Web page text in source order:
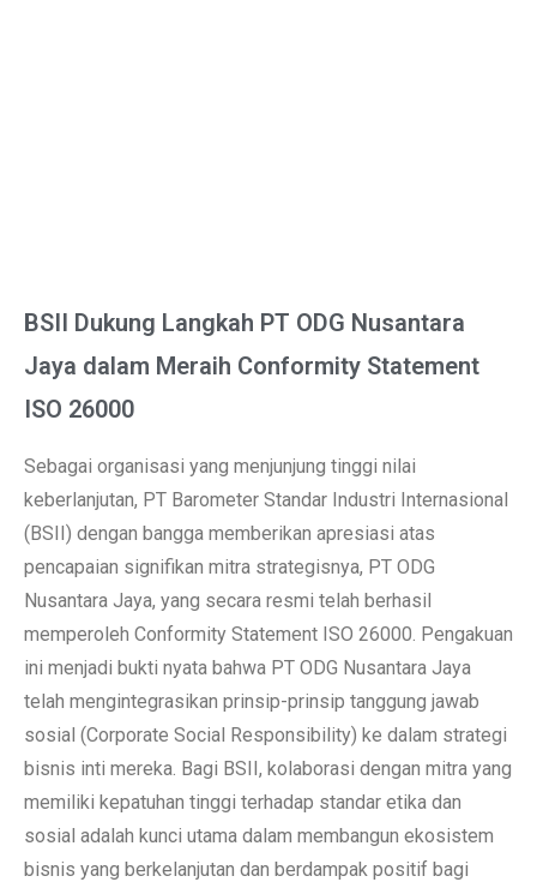
BSII Dukung Langkah PT ODG Nusantara
Jaya dalam Meraih Conformity Statement
ISO 26000
Sebagai organisasi yang menjunjung tinggi nilai
keberlanjutan, PT Barometer Standar Industri Internasional
(BSII) dengan bangga memberikan apresiasi atas
pencapaian signifikan mitra strategisnya, PT ODG
Nusantara Jaya, yang secara resmi telah berhasil
memperoleh Conformity Statement ISO 26000. Pengakuan
ini menjadi bukti nyata bahwa PT ODG Nusantara Jaya
telah mengintegrasikan prinsip-prinsip tanggung jawab
sosial (Corporate Social Responsibility) ke dalam strategi
bisnis inti mereka. Bagi BSII, kolaborasi dengan mitra yang
memiliki kepatuhan tinggi terhadap standar etika dan
sosial adalah kunci utama dalam membangun ekosistem
bisnis yang berkelanjutan dan berdampak positif bagi